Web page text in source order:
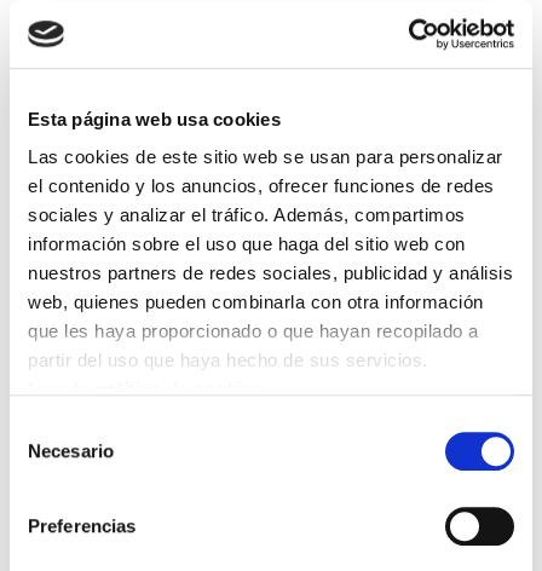
Esta página web usa cookies
Las cookies de este sitio web se usan para personalizar
el contenido y los anuncios, ofrecer funciones de redes
sociales y analizar el tráfico. Además, compartimos
información sobre el uso que haga del sitio web con
nuestros partners de redes sociales, publicidad y análisis
web, quienes pueden combinarla con otra información
que les haya proporcionado o que hayan recopilado a
partir del uso que haya hecho de sus servicios.
Necesario
Preferencias
Comercio del Metal de Bizkaia se han
movilizado hoy por las calles de Bilbao
negociación colectiva y la firma de un
convenio digno, después de más de seis
años con el convenio decaído.
La movilización ha recorrido diversos
establecimientos del sector, entre ellos
joyerías, tiendas de bisutería, ópticas y
comercios de telefonía móvil. A través de esta
denunciado la situación de precariedad e
incertidumbre que atraviesa el sector y han
reclamado una respuesta responsable por
parte de la patronal CECOBI.